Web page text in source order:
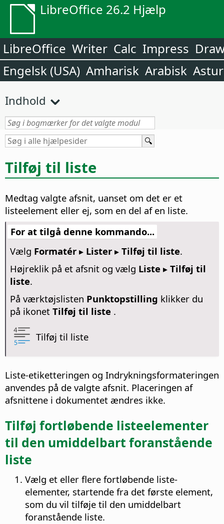
LibreOffice 26.2 Hjælp
LibreOffice Writer Calc Impress
Engelsk (USA) Amharisk Arabisk
Indhold
Tilføj til liste
Medtag valgte afsnit, uanset om det er et
listeelement eller ej, som en del af en liste.
For at tilgå denne kommando...
Vælg Formatér ▸ Lister ▸ Tilføj til liste.
Højreklik på et afsnit og vælg Liste ▸ Tilføj til
liste.
På værktøjslisten Punktopstilling klikker du
på ikonet Tilføj til liste .
Tilføj til liste
Liste-etiketteringen og Indrykningsformateringen
anvendes på de valgte afsnit. Placeringen af
afsnittene i dokumentet ændres ikke.
Tilføj fortløbende listeelementer
til den umiddelbart foranstående
liste
Vælg et eller flere fortløbende liste-
elementer, startende fra det første element,
som du vil tilføje til den umiddelbart
foranstående liste.